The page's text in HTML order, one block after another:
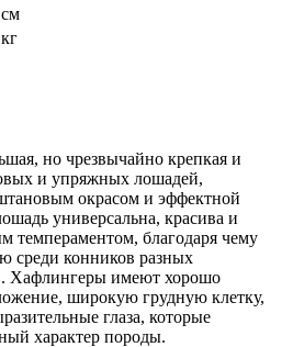
но чрезвычайно крепкая и
и упряжных лошадей,
окрасом и эффектной
универсальна, красива и
темпераментом, благодаря чему
среди конников разных
Хафлингеры имеют хорошо
широкую грудную клетку,
глаза, которые
характер породы.